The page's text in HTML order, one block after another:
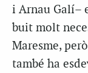
i Arnau Galí–
buit molt
Maresme,
també ha